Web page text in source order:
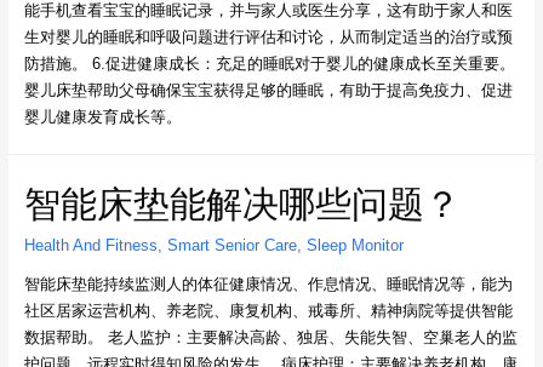
能手机查看宝宝的睡眠记录，并与家人或医生分享，这有助于家人和医
生对婴儿的睡眠和呼吸问题进行评估和讨论，从而制定适当的治疗或预
防措施。 6.促进健康成长：充足的睡眠对于婴儿的健康成长至关重要。
婴儿床垫帮助父母确保宝宝获得足够的睡眠，有助于提高免疫力、促进
婴儿健康发育成长等。
智能床垫能解决哪些问题？
Health And Fitness Smart Senior Care, Sleep Monitor
智能床垫能持续监测人的体征健康情况、作息情况、睡眠情况等，能为
社区居家运营机构、养老院、康复机构、戒毒所、精神病院等提供智能
数据帮助。 老人监护：主要解决高龄、独居、失能失智、空巢老人的监